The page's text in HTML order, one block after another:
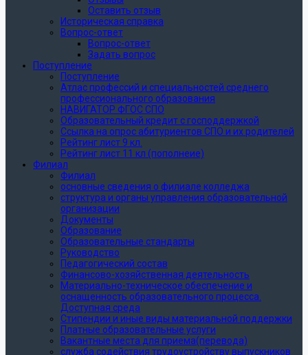
Оставить отзыв
Историческая справка
Вопрос-ответ
Вопрос-ответ
Задать вопрос
Поступление
Поступление
Атлас профессий и специальностей среднего
профессионального образования
НАВИГАТОР ФГОС СПО
Образовательный кредит с господдержкой
Ссылка на опрос абитуриентов СПО и их родителей
Рейтинг лист 9 кл.
Рейтинг лист 11 кл (пополнеие)
Филиал
Филиал
основные сведения о филиале колледжа
структура и органы управления образовательной
организации
Документы
Образование
Образовательные стандарты
Руководство
Педагогический состав
Финансово-хозяйственная деятельность
Материально-техническое обеспечение и
оснащенность образовательного процесса.
Доступная среда
Стипендии и иные виды материальной поддержки
Платные образовательные услуги
Вакантные места для приема(перевода)
служба содействия трудоустройству выпускников